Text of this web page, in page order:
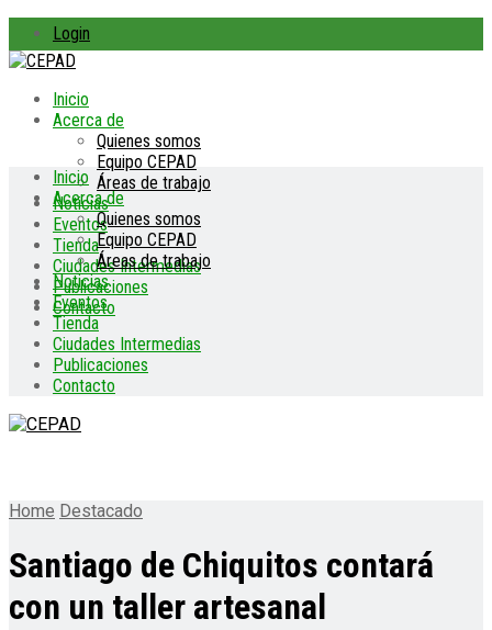
Login
Inicio
Acerca de
Quienes somos
Equipo CEPAD
Áreas de trabajo
Noticias
Eventos
Tienda
Ciudades Intermedias
Publicaciones
Contacto
Inicio
Acerca de
Quienes somos
Equipo CEPAD
Áreas de trabajo
Noticias
Eventos
Tienda
Ciudades Intermedias
Publicaciones
Contacto
Home Destacado
Santiago de Chiquitos contará
con un taller artesanal